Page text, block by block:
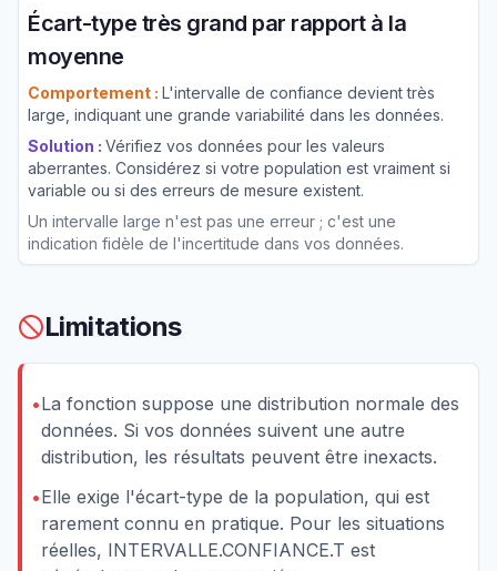
Écart-type très grand par rapport à la
moyenne
Comportement : L'intervalle de confiance devient très
large, indiquant une grande variabilité dans les données.
Solution : Vérifiez vos données pour les valeurs
aberrantes. Considérez si votre population est vraiment si
variable ou si des erreurs de mesure existent.
Un intervalle large n'est pas une erreur ; c'est une
indication fidèle de l'incertitude dans vos données.
Limitations
•La fonction suppose une distribution normale des
données. Si vos données suivent une autre
distribution, les résultats peuvent être inexacts.
•Elle exige l'écart-type de la population, qui est
rarement connu en pratique. Pour les situations
réelles, INTERVALLE.CONFIANCE.T est